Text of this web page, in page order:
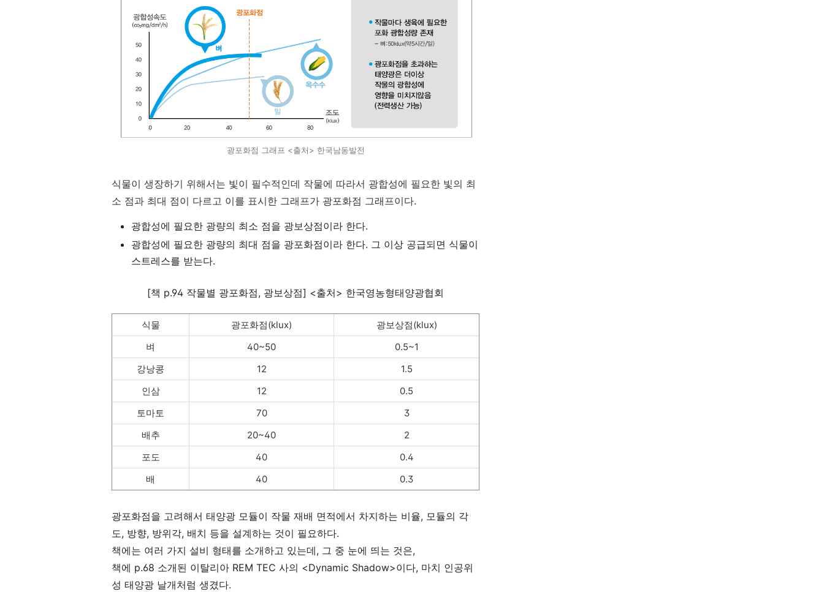
광포화점 그래프 <출처> 한국남동발전
식물이 생장하기 위해서는 빛이 필수적인데 작물에 따라서 광합성에 필요한 빛의 최
소 점과 최대 점이 다르고 이를 표시한 그래프가 광포화점 그래프이다.
광합성에 필요한 광량의 최소 점을 광보상점이라 한다.
광합성에 필요한 광량의 최대 점을 광포화점이라 한다. 그 이상 공급되면 식물이
스트레스를 받는다.
[책 p.94 작물별 광포화점, 광보상점] <출처> 한국영농형태양광협회
식물 광포화점(klux)
광보상점(klux)
벼
40~50
0.5~1
강낭콩
12
1.5
인삼
12
0.5
토마토
70
3
배추
20~40
2
포도
40
0.4
배
40 0.3
광포화점을 고려해서 태양광 모듈이 작물 재배 면적에서 차지하는 비율, 모듈의 각
도, 방향, 방위각, 배치 등을 설계하는 것이 필요하다.
책에는 여러 가지 설비 형태를 소개하고 있는데, 그 중 눈에 띄는 것은,
책에 p.68 소개된 이탈리아 REM TEC 사의 <Dynamic Shadow>이다, 마치 인공위
성 태양광 날개처럼 생겼다.